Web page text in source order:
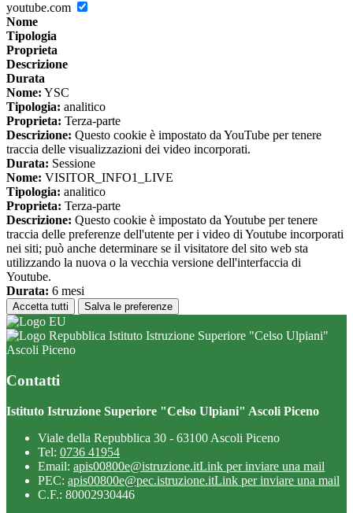
youtube.com
Nome
Tipologia
Proprieta
Descrizione
Durata
Nome: YSC
Tipologia: analitico
Proprieta: Terza-parte
Descrizione: Questo cookie è impostato da YouTube per tenere
traccia delle visualizzazioni dei video incorporati.
Durata: Sessione
Nome: VISITOR_INFO1_LIVE
Tipologia: analitico
Proprieta: Terza-parte
Descrizione: Questo cookie è impostato da Youtube per tenere
traccia delle preferenze dell'utente per i video di Youtube incorporati
nei siti; può anche determinare se il visitatore del sito web sta
utilizzando la nuova o la vecchia versione dell'interfaccia di
Youtube.
Durata: 6 mesi
Accetta tutti Salva le preferenze
Istituto Istruzione Superiore "Celso Ulpiani"
Ascoli Piceno
Contatti
Istituto Istruzione Superiore "Celso Ulpiani" Ascoli Piceno
Viale della Repubblica 30 - 63100 Ascoli Piceno
Tel: 0736 41954
Email: apis00800e@istruzione.itLink per inviare una mail
PEC: apis00800e@pec.istruzione.itLink per inviare una mail
C.F.: 80002930446